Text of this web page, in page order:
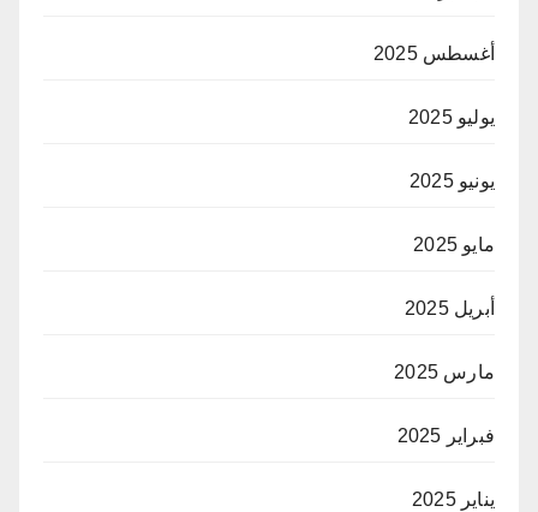
أغسطس 2025
يوليو 2025
يونيو 2025
مايو 2025
أبريل 2025
مارس 2025
فبراير 2025
يناير 2025